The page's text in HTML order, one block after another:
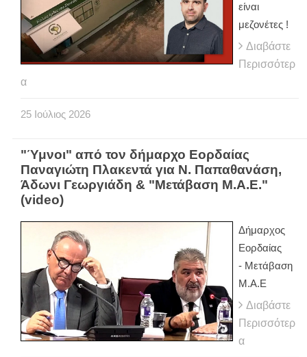
είναι
μεζονέτες !
Διαβάστε
Περισσότερ
α
25 Ιούλιος 2026
"Ύμνοι" από τον δήμαρχο Εορδαίας
Παναγιώτη Πλακεντά για Ν. Παπαθανάση,
Άδωνι Γεωργιάδη & "Μετάβαση Μ.Α.Ε."
(video)
Δήμαρχος
Εορδαίας
- Μετάβαση
Μ.Α.Ε
Διαβάστε
Περισσότερ
α